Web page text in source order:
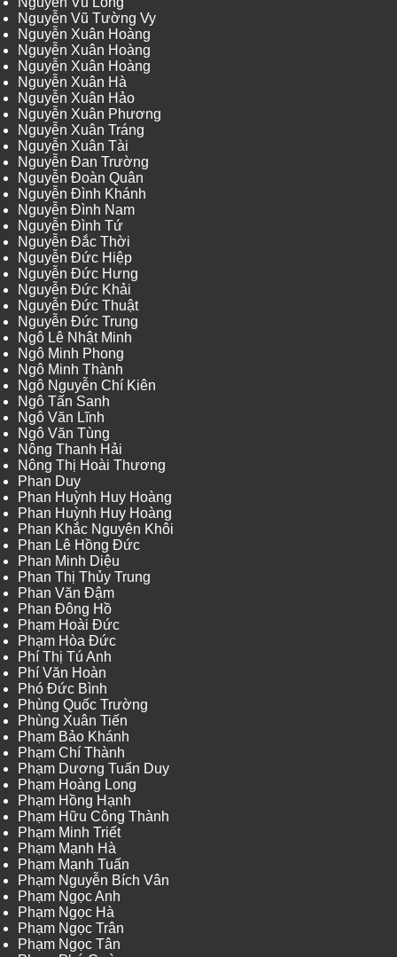
Nguyễn Vũ Tường Vy
Nguyễn Xuân Hoàng
Nguyễn Xuân Hoàng
Nguyễn Xuân Hoàng
Nguyễn Xuân Hà
Nguyễn Xuân Hảo
Nguyễn Xuân Phương
Nguyễn Xuân Tráng
Nguyễn Xuân Tài
Nguyễn Đan Trường
Nguyễn Đoàn Quân
Nguyễn Đình Khánh
Nguyễn Đình Nam
Nguyễn Đình Tứ
Nguyễn Đắc Thời
Nguyễn Đức Hiệp
Nguyễn Đức Hưng
Nguyễn Đức Khải
Nguyễn Đức Thuật
Nguyễn Đức Trung
Ngô Lê Nhật Minh
Ngô Minh Phong
Ngô Minh Thành
Ngô Nguyễn Chí Kiên
Ngô Tấn Sanh
Ngô Văn Lĩnh
Ngô Văn Tùng
Nông Thanh Hải
Nông Thị Hoài Thương
Phan Duy
Phan Huỳnh Huy Hoàng
Phan Huỳnh Huy Hoàng
Phan Khắc Nguyên Khôi
Phan Lê Hồng Đức
Phan Minh Diệu
Phan Thị Thủy Trung
Phan Văn Đậm
Phan Đông Hồ
Phạm Hoài Đức
Phạm Hòa Đức
Phí Thị Tú Anh
Phí Văn Hoàn
Phó Đức Bình
Phùng Quốc Trường
Phùng Xuân Tiến
Phạm Bảo Khánh
Phạm Chí Thành
Phạm Dương Tuấn Duy
Phạm Hoàng Long
Phạm Hồng Hạnh
Phạm Hữu Công Thành
Phạm Minh Triết
Phạm Mạnh Hà
Phạm Mạnh Tuấn
Phạm Nguyễn Bích Vân
Phạm Ngọc Anh
Phạm Ngọc Hà
Phạm Ngọc Trân
Phạm Ngọc Tân